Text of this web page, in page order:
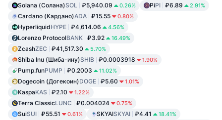
Solana (Солана)SOL ₽5,940.09 0.26% PiPI ₽6.89 2.91%
Cardano (Кардано)ADA ₽15.55 0.80%
HyperliquidHYPE ₽4,614.06 4.56%
Lorenzo ProtocolBANK ₽3.92 16.49%
ZcashZEC ₽41,517.30 5.70%
Shiba Inu (Шиба-ину)SHIB ₽0.0003918 1.90%
Pump.funPUMP ₽0.2003 11.02%
Dogecoin (Догекоин)DOGE ₽5.60 1.01%
KaspaKAS ₽2.10 1.22%
Terra ClassicLUNC ₽0.004024 0.75%
SuiSUI ₽55.51 0.61% SKYAISKYAI ₽4.41 18.41%